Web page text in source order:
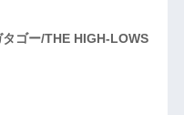
タゴー/THE HIGH-LOWS